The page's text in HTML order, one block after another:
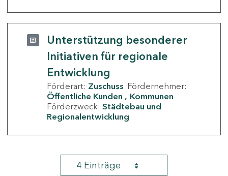
Unterstützung besonderer
Initiativen für regionale
Entwicklung
Förderart: Zuschuss Fördernehmer:
Öffentliche Kunden
Kommunen
Förderzweck: Städtebau und
Regionalentwicklung
4 Einträge